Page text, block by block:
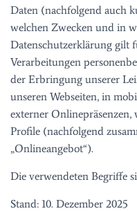
Daten (nachfolgend auch
welchen Zwecken und in
Datenschutzerklärung gilt
Verarbeitungen
der Erbringung unserer
unseren Webseiten, in
externer Onlinepräsenzen,
Profile (nachfolgend
„Onlineangebot“).
Die verwendeten Begriffe
Stand: 10. Dezember 2025